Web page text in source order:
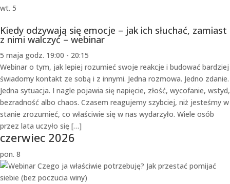
wt. 5
Kiedy odzywają się emocje – jak ich słuchać, zamiast
z nimi walczyć – webinar
5 maja godz. 19:00 - 20:15
Webinar o tym, jak lepiej rozumieć swoje reakcje i budować bardziej
świadomy kontakt ze sobą i z innymi. Jedna rozmowa. Jedno zdanie.
Jedna sytuacja. I nagle pojawia się napięcie, złość, wycofanie, wstyd,
bezradność albo chaos. Czasem reagujemy szybciej, niż jesteśmy w
stanie zrozumieć, co właściwie się w nas wydarzyło. Wiele osób
przez lata uczyło się […]
czerwiec 2026
pon. 8